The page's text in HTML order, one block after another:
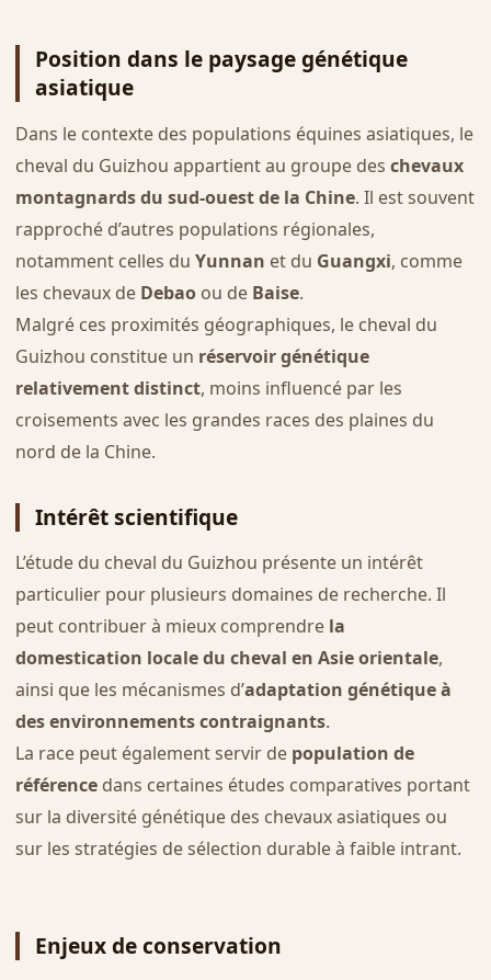
Position dans le paysage génétique
asiatique
Dans le contexte des populations équines asiatiques, le
cheval du Guizhou appartient au groupe des chevaux
montagnards du sud-ouest de la Chine. Il est souvent
rapproché d’autres populations régionales,
notamment celles du Yunnan et du Guangxi, comme
les chevaux de Debaoou de Baise.
Malgré ces proximités géographiques, le cheval du
Guizhou constitue un réservoir génétique
relativement distinct, moins influencé par les
croisements avec les grandes races des plaines du
nord de la Chine.
Intérêt scientifique
L’étude du cheval du Guizhou présente un intérêt
particulier pour plusieurs domaines de recherche. Il
peut contribuer à mieux comprendre la
domestication locale du cheval en Asie orientale,
ainsi que les mécanismes d’adaptation génétique à
des environnements contraignants.
La race peut également servir de population de
référencedans certaines études comparatives portant
sur la diversité génétique des chevaux asiatiques ou
sur les stratégies de sélection durable à faible intrant.
Enjeux de conservation